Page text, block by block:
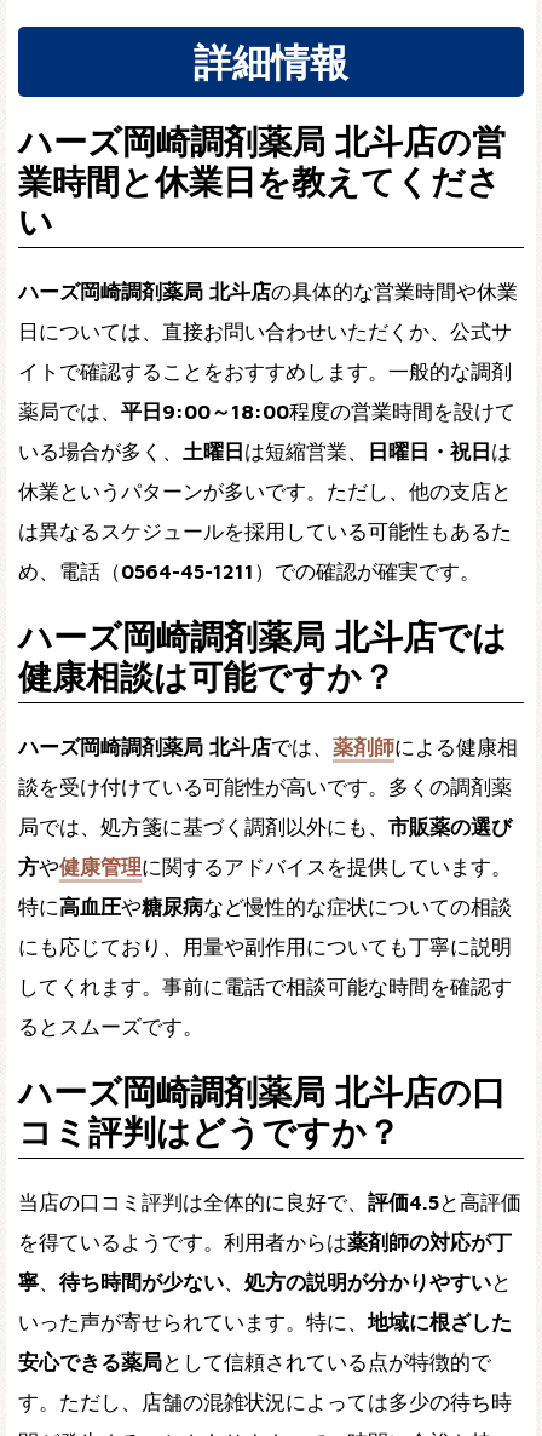
詳細情報
ハーズ岡崎調剤薬局 北斗店の営
業時間と休業日を教えてくださ
い
ハーズ岡崎調剤薬局 北斗店の具体的な営業時間や休業
日については、直接お問い合わせいただくか、公式サ
イトで確認することをおすすめします。一般的な調剤
薬局では、 平日9:00～18:00程度の営業時間を設けて
いる場合が多く、 土曜日は短縮営業、 日曜日・祝日は
休業というパターンが多いです。ただし、他の支店と
は異なるスケジュールを採用している可能性もあるた
め、電話（0564-45-1211 ）での確認が確実です。
ハーズ岡崎調剤薬局 北斗店では
健康相談は可能ですか？
ハーズ岡崎調剤薬局 北斗店では、 薬剤師による健康相
談を受け付けている可能性が高いです。多くの調剤薬
局では、処方箋に基づく調剤以外にも、 市販薬の選び
方や健康管理に関するアドバイスを提供しています。
特に高血圧や糖尿病など慢性的な症状についての相談
にも応じており、用量や副作用についても丁寧に説明
してくれます。事前に電話で相談可能な時間を確認す
るとスムーズです。
ハーズ岡崎調剤薬局 北斗店の口
コミ評判はどうですか？
当店の口コミ評判は全体的に良好で、 評価4.5と高評価
を得ているようです。利用者からは薬剤師の対応が丁
寧、 待ち時間が少ない、 処方の説明が分かりやすいと
いった声が寄せられています。特に、 地域に根ざした
安心できる薬局として信頼されている点が特徴的で
す。ただし、店舗の混雑状況によっては多少の待ち時